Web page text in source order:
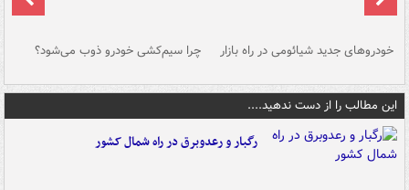
خودروهای جدید شیائومی در راه بازار چرا سیم‌کشی خودرو ذوب می‌شود؟
این مطالب را از دست ندهید....
رگبار و رعدوبرق در راه شمال کشور